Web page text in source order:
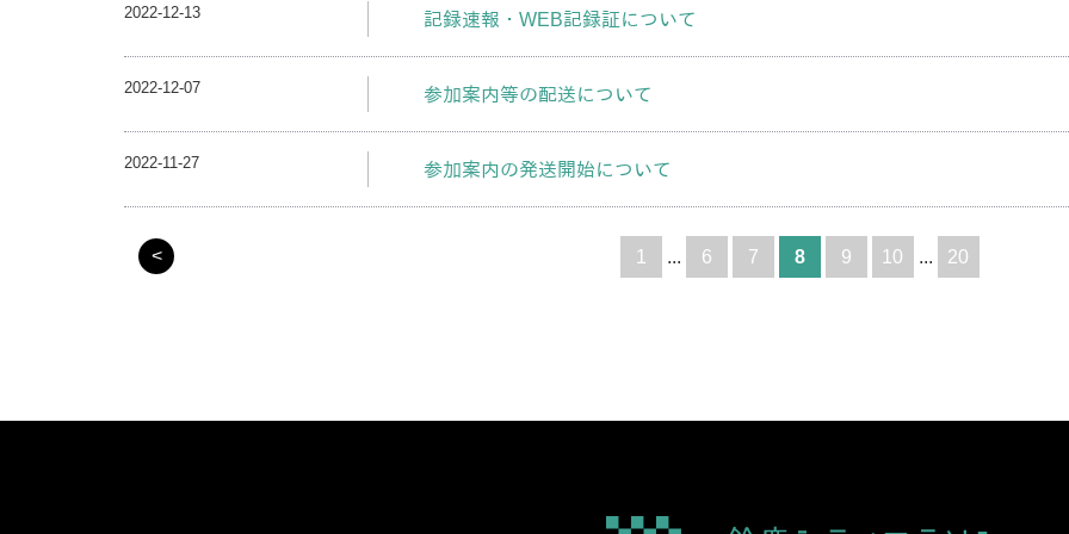
2022-12-13 記録速報・WEB記録証について
2022-12-07 参加案内等の配送について
2022-11-27 参加案内の発送開始について
< 1 ... 6 7 8 9 10 ... 20